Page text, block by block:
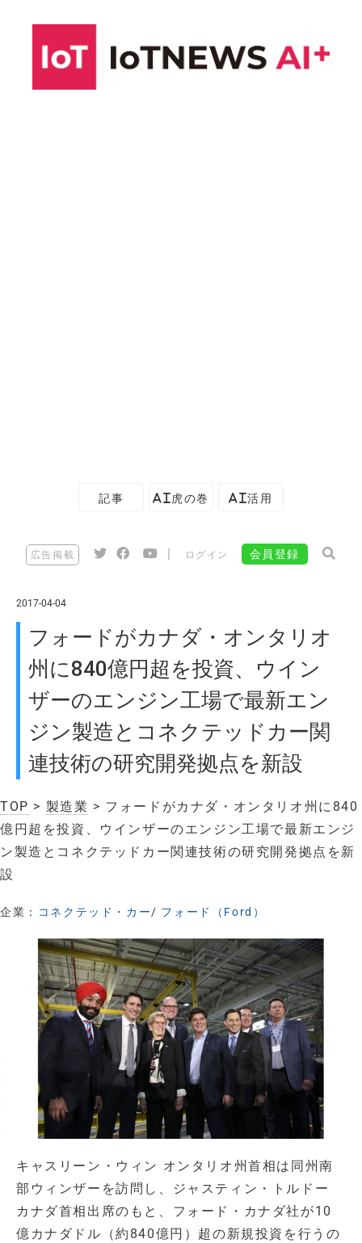
記事 AI虎の巻 AI活用
広告掲載 ログイン 会員登録
2017-04-04
フォードがカナダ・オンタリオ
州に840億円超を投資、ウイン
ザーのエンジン工場で最新エン
ジン製造とコネクテッドカー関
連技術の研究開発拠点を新設
TOP > 製造業 > フォードがカナダ・オンタリオ州に840
億円超を投資、ウインザーのエンジン工場で最新エンジ
ン製造とコネクテッドカー関連技術の研究開発拠点を新
設
企業： コネクテッド・カー/ フォード（Ford）
キャスリーン・ウィン オンタリオ州首相は同州南
部ウィンザーを訪問し、ジャスティン・トルドー
カナダ首相出席のもと、フォード・カナダ社が10
億カナダドル（約840億円）超の新規投資を行うの